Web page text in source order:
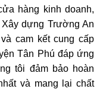
hàng kinh doanh,
dựng Trường An
cam kết cung cấp
Tân Phú đáp ứng
tôi đảm bảo hoàn
và mang lại chất